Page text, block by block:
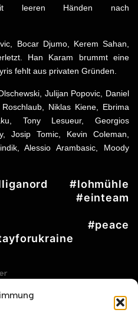
leeren Händen nach
Bocar Djumo, Kerem Sahan,
Han Karam brummt eine
fehlt aus privaten Gründen.
Julijan Popovic, Daniel
Niklas Kiene, Ebrima
Tony Lesueur, Georgios
Josip Tomic, Kevin Coleman,
Alessio Arambasic, Moody
#lohmühle
#einteam
#peace
NÄCHSTER BEITRAG